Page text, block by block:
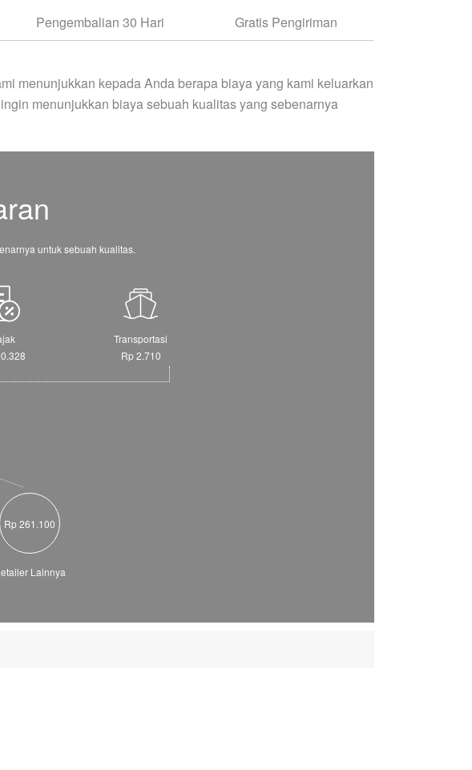
Pengembalian 30 Hari Gratis Pengiriman
menunjukkan kepada Anda berapa biaya yang kami keluarkan
menunjukkan biaya sebuah kualitas yang sebenarnya
untuk sebuah kualitas.
Transportasi
Rp 2.710
Rp 261.100
Lainnya